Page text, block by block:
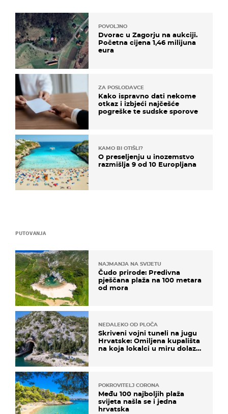
PUTOVANJA
NAJMANJA NA SVIJETU
Čudo prirode: Predivna
pješčana plaža na 100 metara
od mora
NEDALEKO OD PLOČA
Skriveni vojni tuneli na jugu
Hrvatske: Omiljena kupališta
na koja lokalci u miru dolaze
POKROVITELJ CORONA
Među 100 najboljih plaža
svijeta našla se i jedna
hrvatska
POVOLJNO
Dvorac u Zagorju na aukciji.
Početna cijena 1,46 milijuna
eura
ZA POSLODAVCE
Kako ispravno dati nekome
otkaz i izbjeći najčešće
pogreške te sudske sporove
KAMO BI OTIŠLI?
O preseljenju u inozemstvo
razmišlja 9 od 10 Europljana